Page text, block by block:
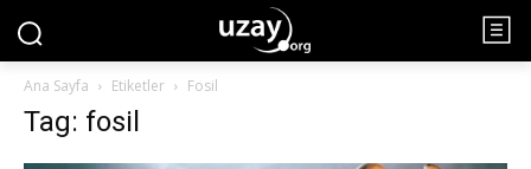
Ana Sayfa Etiketler Fosil
Tag: fosil